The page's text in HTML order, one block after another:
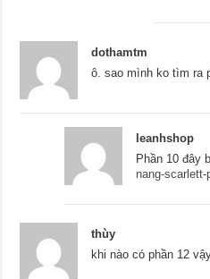
dothamtm
ô. sao mình ko tìm ra
leanhshop
Phần 10 đây
nang-scarlett-
thùy
khi nào có phần 12